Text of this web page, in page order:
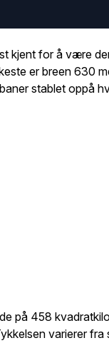
kjent for å være
er breen 630
stablet oppå
på 458
varierer